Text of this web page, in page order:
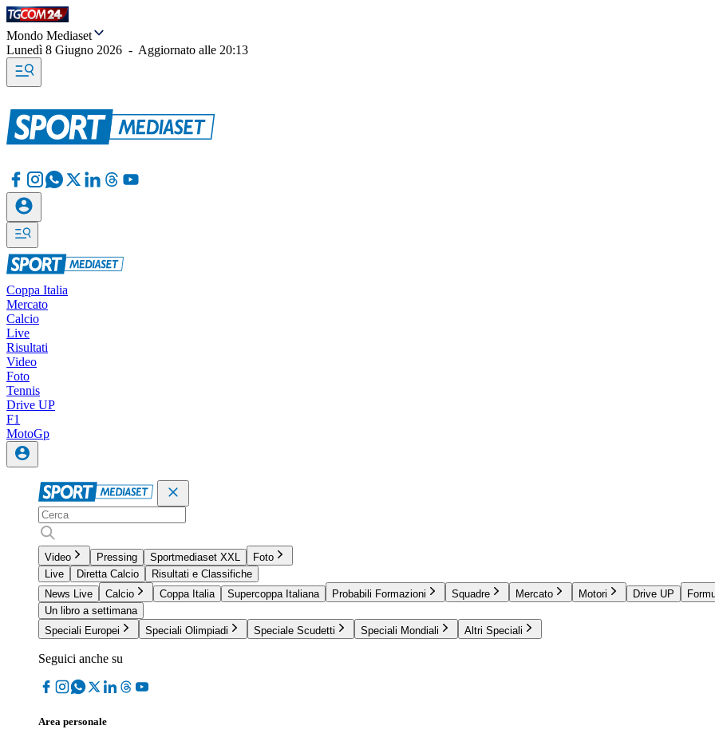
Mondo Mediaset
Lunedì 8 Giugno 2026 - Aggiornato alle 20:13
Coppa Italia
Mercato
Calcio
Live
Risultati
Video
Foto
Tennis
Drive UP
F1
MotoGp
Video Pressing Sportmediaset XXL
Foto
Live
Diretta Calcio
Risultati e Classifiche
News Live
Calcio Coppa Italia Supercoppa Italiana Probabili Formazioni Squadre Mercato Motori Drive UP
Un libro a settimana
Speciali Europei
Speciali Olimpiadi Speciale Scudetti Speciali Mondiali Altri Speciali
Seguici anche su
Area personale